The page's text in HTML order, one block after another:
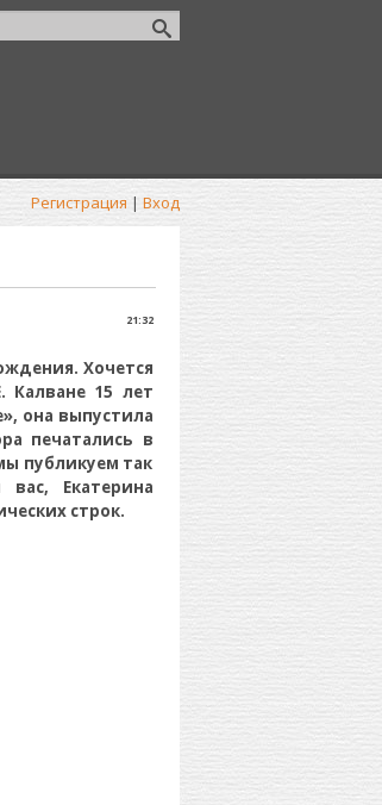
Регистрация | Вход
21:32
Хочется
Калване 15 лет
она выпустила
печатались в
публикуем так
Екатерина
строк.